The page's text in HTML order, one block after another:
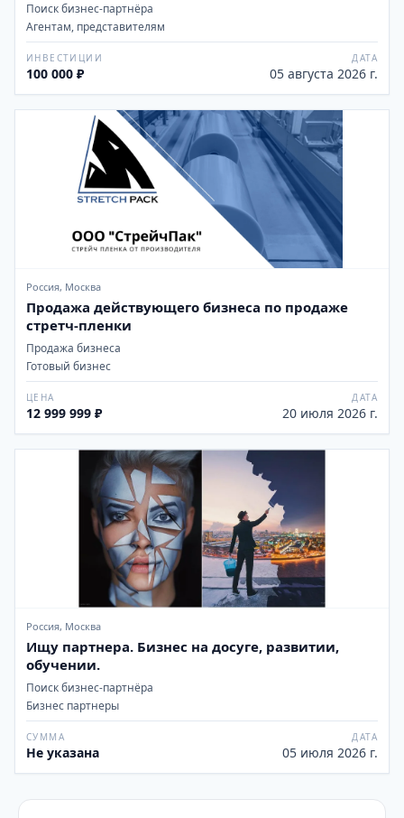
Поиск бизнес-партнёра
Агентам, представителям
ИНВЕСТИЦИИ
100 000 ₽
ДАТА
05 августа 2026 г.
Россия, Москва
Продажа действующего бизнеса по продаже
стретч-пленки
Продажа бизнеса
Готовый бизнес
ЦЕНА
12 999 999 ₽
ДАТА
20 июля 2026 г.
Россия, Москва
Ищу партнера. Бизнес на досуге, развитии,
обучении.
Поиск бизнес-партнёра
Бизнес партнеры
СУММА
Не указана
ДАТА
05 июля 2026 г.